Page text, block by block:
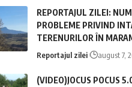
REPORTAJUL ZILEI:
PROBLEME PRIVIND
TERENURILOR ÎN
Reportajul zilei august 7,
(VIDEO)JOCUS POCUS